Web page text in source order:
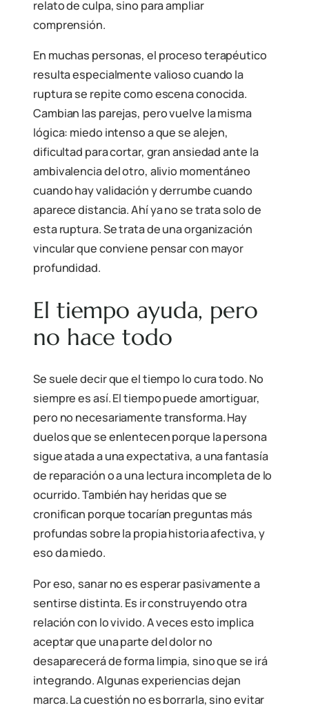
relato de culpa, sino para ampliar
comprensión.
En muchas personas, el proceso terapéutico
resulta especialmente valioso cuando la
ruptura se repite como escena conocida.
Cambian las parejas, pero vuelve la misma
lógica: miedo intenso a que se alejen,
dificultad para cortar, gran ansiedad ante la
ambivalencia del otro, alivio momentáneo
cuando hay validación y derrumbe cuando
aparece distancia. Ahí ya no se trata solo de
esta ruptura. Se trata de una organización
vincular que conviene pensar con mayor
profundidad.
El tiempo ayuda, pero
no hace todo
Se suele decir que el tiempo lo cura todo. No
siempre es así. El tiempo puede amortiguar,
pero no necesariamente transforma. Hay
duelos que se enlentecen porque la persona
sigue atada a una expectativa, a una fantasía
de reparación o a una lectura incompleta de lo
ocurrido. También hay heridas que se
cronifican porque tocarían preguntas más
profundas sobre la propia historia afectiva, y
eso da miedo.
Por eso, sanar no es esperar pasivamente a
sentirse distinta. Es ir construyendo otra
relación con lo vivido. A veces esto implica
aceptar que una parte del dolor no
desaparecerá de forma limpia, sino que se irá
integrando. Algunas experiencias dejan
marca. La cuestión no es borrarla, sino evitar